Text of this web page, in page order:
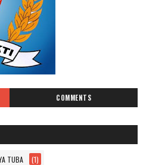
COMMENTS
TUBA (1)